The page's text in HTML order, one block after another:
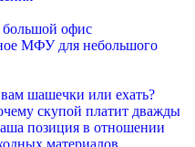
офис
МФУ для небольшого
шашечки или ехать?
скупой платит дважды
позиция в отношении
материалов